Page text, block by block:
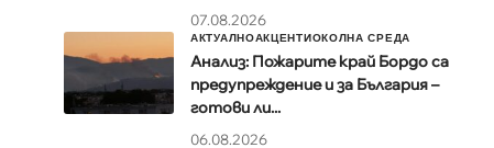
07.08.2026
АКТУАЛНОАКЦЕНТИОКОЛНА СРЕДА
Анализ: Пожарите край Бордо са
предупреждение и за България –
готови ли...
06.08.2026